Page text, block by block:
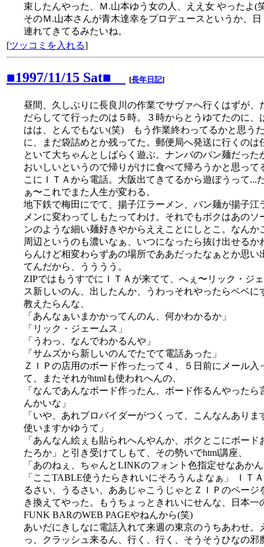
束したんやった、Ｍ.山本ゆう女の人、ええ女 やった
そのＭ.山本さんが青木達幸をプロデュースというか、日
連れてきてるみたいね。
[ツッコミを入れる]
■1997/11/15 Sat■ [長年日記]
昼間、久しぶりに長良川の作業でサヴァへ行くはずが、
だらしてて行ったのは５時。３時からとうゆてたのに、
はは、とんでもない(笑) もう作業終わってるかと思う
に、まだ袋詰めとか残ってた。郵便局へ発送に行くのは
といて大ちゃんとしばらく遊ぶ。ナンバのバン麺だった
おいしいというので帰りがけに食べて帰ろうかと思って
こにＩＴＡから電話。大阪出てきてるから遊ぼうって...
ぁ〜これでまた人生が変わる。
地下鉄で梅田にでて、揚子江ラーメン、バン麺が揚子江
メンに変わってしもたってわけ。それでもボクはあのソ
ンのような細い麺好きやからええことにしとこ。なんか
周辺というのも濃いなぁ、いつになったら抜け出せるか
らんけど相変わらずあの場所でああだったなぁとか思い
てんだから、うううう。
ZIPではもうすでにＩＴＡが来てて、へぇ〜リック・ジ
ス新しいのん、出したんか、うわっそれやったらベベに
教えたらんな、
「あんなぁいまかかってんのん、何かわかるか」
「リック・ジェームス」
「うわっ、なんでわかるんや」
「サムズから新しいのんでたでて電話あった」
ＺＩＰの店用のボード作ったって４、５日前にメール入
て、またそれがhtmlも使われへんの、
「なんであんなボード作ったん、ボード作るんやったら
んかいな」
「いや、あれプロバイダーがつくって、こんなんありま
使いますかゆうて」
「あんなん絵ぇも貼られへんやんか、ボクとこにボード
たろか」と引き受けてしもて、その勢いでhtml講座、
「あのねぇ、ちゃんとLINKのフォント色指定せなあか
「ここTABLE使うたらきれいにそろうんよなぁ」 ＩＴ
るさい、うるさい、ああじゃこうじゃとＺＩＰのページ
き換えてやった。もうちょっときれいにせんな、日本一
FUNK BARのWEB PAGEやねんから(笑)
あいだにきしなに電話入れて来週の東京のうちあわせ。
っ、クラッシュ来るん、行く、行く、そうそうひなの邪